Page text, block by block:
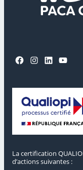
Facebook Instagram LinkedIn YouTube
La certification
d’actions suivantes :